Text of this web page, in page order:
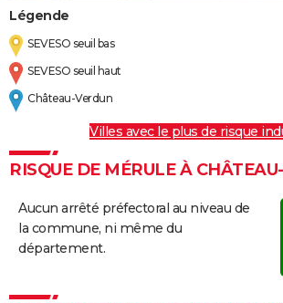
Légende
SEVESO seuil bas
SEVESO seuil haut
Château-Verdun
Villes avec le plus de risque
RISQUE DE MÉRULE À
Aucun arrêté préfectoral au niveau de
la commune, ni même du
département.